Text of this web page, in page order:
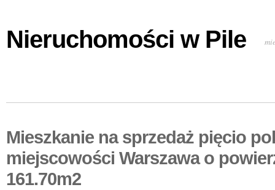
Nieruchomości w Pile
Mieszkanie na sprzedaż pięcio
miejscowości Warszawa o
161.70m2